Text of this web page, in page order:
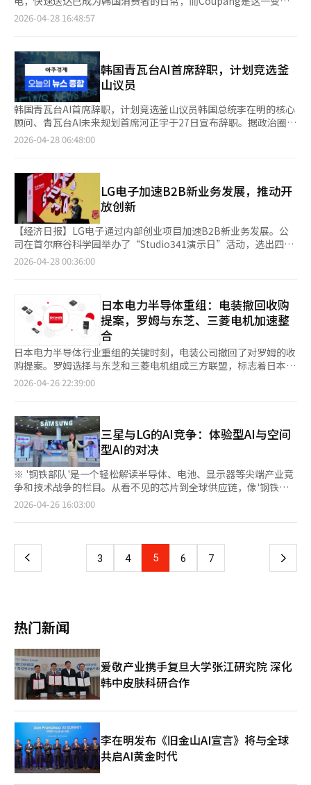
体、AimFuture、DeepEye等。任PD表示，该项目的主要目的是
支持国内无晶圆厂企业的全球拓展，重点放在无晶圆厂领域。通过
能力，实现双赢。※ 本报道经人工智能（AI）系统翻译与编辑。
国厂商全球电视销量市场份额总计31.9%，超过三星和LG电子的
30.4%。 中国市场调查公司洛图科技称，去年中国电视出货量达
外厂商的生存空间被一再压缩。 三星电子方面对于这一报道回应
称“日前尚未作出任何决定”。 本月15日，三星电子影像显示器
事业部社长龙锡宇出席在首尔举行的“The First Look 首尔
2026”活动时，回应有关三星将缩减在中国当地家电和电视业务
的报道时，承认中国市场经营确实面临挑战，正在研究多种业务模
式。但他同时强调，外界有关三星在中国市场陷入危机的说法存在
夸大成分，情况并没有外界担忧得那么严重。 有观点预测，三星
电子今后或将家电业务重心转向表现强劲的美国市场。根据市场研
排名中居首，在冰箱和洗衣机等白色家电领域市场份额也较高。
的象征。它不仅是一个在线购物平台，更是改变了配送速度和消费
网络。这一大胆的选择改变了韩国的零售格局。火箭配送是
Coupang的核心。通过自有物流中心和配送人员，Coupang控制
了从下单到配送的全过程，改变了消费者对配送速度的期待。配送
不再是附加服务，而是核心产品。火箭配送不仅仅是速度。它需要
强大的物流运营能力、库存管理、区域需求预测和客户体验设计。
这是Coupang的竞争优势，后来的竞争者难以复制。WOW会员也
是Coupang成长的重要因素。通过会员模式，客户享受免费配送
和各种优惠，增加了客户忠诚度和重复购买率，提升了物流投资效
开始进军海外市场。它不再只是一个购物应用，而是一个争夺消费
者时间的生活平台。尽管曾被贴上“亏损企业”的标签，但随着市
场份额的扩大和运营效率的提高，Coupang的盈利能力逐渐被认
可。技术在Coupang的发展中扮演了重要角色，需求预测、推荐
系统、物流优化和广告平台的提升都依赖于数据和技术。然而，随
着Coupang的快速增长，社会责任问题也随之而来。劳动环境、
市场支配力、中小卖家关系和佣金政策等问题一直备受争议。个人
信息保护也是一个重要议题，客户信息是服务竞争力的核心资产，
会员的忠诚客户、技术基础设施和多样化的生活服务共同作用。公
司不仅依靠单一业务，而是通过整个生态系统的力量成长。
Coupang正处于从电子商务企业向生活基础设施企业转型的关键
时期。它不仅销售商品，还试图将配送、内容、食品配送、广告和
数据服务连接到日常生活中。未来的评价将更多地取决于其是否能
成为一个可持续和受信赖的平台。从社交电商起步的小公司已成长
为改变韩国消费者订单习惯的企业。市场关注的下一个场景是，
2026-04-28 16:48:57
韩国青瓦台AI首席辞职，计划竞选釜
山议员
韩国青瓦台AI首席辞职，计划竞选釜山议员韩国总统李在明的核心
顾问、青瓦台AI未来规划首席河正宇于27日宣布辞职。据政治圈消
息，河正宇将在5月4日的公职人员辞职截止日期前，为6月3日的
前，前国家报勋部部长朴敏植和前国民力量党代表韩东勋已宣布参
选。民主党计划于29日左右举行人才引进仪式，以战略提名方式引
进候选人。‘内乱参与’朴成宰被判20年，6月9日一审宣判 因参
与12·3紧急戒严内乱罪和接受金建熙夫人调查请求，前法务部长
朴成宰被判20年。内乱特别检察官团队在27日的结案陈词中请求
法院对朴成宰进行严厉判决，以警示“法律技术者”。朴成宰被控
在2024年12月3日紧急戒严宣布后，召集法务部高层会议，参与内
乱犯罪。他还被指控接受金夫人的请求，指示下属不当行为。6月9
由15名专家组成，包括前驻美大使佐佐江贤一郎等。日本首相高市
早苗表示，冷战后的国际秩序已成过去，需自主加强防卫能力。
劳动委：货运工会为谈判对象 劳动委员会裁定，CJ大韩通运和韩
进的用户性审判中，货运工会为谈判对象。这可能影响BGF事件中
的持续冲突。劳动部官员表示，尽管货运工会提出谈判要求，但
BGF事件需单独处理。 50岁男子在民主党总部前自焚未遂 一名50
岁男子在首尔民主党总部前试图自焚，被警方制止后送医。据悉，
年内退出中国家电市场 据日本经济新闻报道，三星电子计划年内
退出中国家电和电视销售市场。三星计划在本月内做出最终决定，
并逐步处理库存。但三星表示尚未做出任何决定。 检方驳回李总
统‘特惠案’韩国总统李在明因“韩国燃气公社地块开发特惠
案”被控滥用职权，检方在三年后驳回此案。检方认为缺乏具体理
由和证据，决定不予起诉。 ‘内乱首脑’上诉案开庭与12·3紧急
戒严相关的前总统尹锡悦内乱首脑案上诉于27日开庭。与尹同案的
其他军警高层也同时开庭。下次庭审将于5月7日进行。 全国多云
2026-04-28 06:48:00
LG电子加速B2B新业务发展，推动开
放创新
【经济日报】LG电子通过内部创业项目加速B2B新业务发展。公
司在首尔麻谷科学园举办了“Studio341演示日”活动，选出四个
内部创业团队进行分拆。这些团队专注于AI、机器人和材料等B2B
新策略，保持技术领先。LG电子的“Studio341”项目旨在发掘和
培养内部创业公司，然后将其独立化。此举有助于加快决策和业务
实验的灵活性。分拆后的公司可以更容易地获得外部投资，迅速扩
展业务，同时保持与LG电子的合作关系。此次分拆的四个团队分
别开发了硬件设计错误检测AI解决方案、代码质量改进AI代理、厨
房自动化机器人和阻燃材料设计解决方案，均面向企业客户。LG
电子的内部创业分拆不仅是新业务的探索，更是开放创新战略的一
部分。公司通过这种方式，既能保持技术竞争力，又能通过生态系
合作方式。公司计划在未来扩大与外部初创公司的合作，进一步强
化开放创新。※ 本报道经人工智能（AI）系统翻译与编辑。
2026-04-28 00:36:00
日本电力半导体重组：电装撤回收购
提案，罗姆与东芝、三菱电机加速整
合
日本电力半导体行业重组的关键时刻，电装公司撤回了对罗姆的收
购提案。罗姆选择与东芝和三菱电机组成三方联盟，标志着日本半
导体行业重组的重心从“整车企业整合”转向“制造商间整合”。
购获得罗姆约5%的股份，并计划在半导体领域展开合作，但未能
成功掌握经营权。与此同时，罗姆与东芝和三菱电机的整合谈判正
在进行中，三家公司自3月起开始讨论电力半导体业务整合，三方
联盟的计划可能会加速。罗姆在碳化硅（SiC）基电力半导体方面
具有优势，电装希望通过收购提升竞争力。然而，罗姆担心被纳入
电装后，业务将过于集中于车用半导体，影响与其他汽车零部件客
户的关系。相比之下，三方联盟可以在工业、基础设施和家电等多
个领域实现平衡发展。全球竞争环境也是三方联盟形成的背景之
一。欧洲和美国公司如英飞凌和安森美占据市场领先地位，中国企
单个企业难以突破规模限制。在特斯拉和比亚迪加强自主半导体设
计，福斯汽车与中国企业合作开发车用SoC的背景下，三方联盟成
正和表示，三方联盟可以最大化股东价值，超越电装提案。罗姆的
可能使三家公司在全球电力半导体市场中跻身前二。其次是执行力
问题。多家公司整合可能导致决策结构复杂化，主导权调整需要时
间。过去东芝与罗姆的合作谈判未能具体化，此次可能重蹈覆辙。
此次交易的失败被视为日本电力半导体行业选择“制造商间水平整
合”而非“整车企业垂直整合”的信号，但能否转化为实际竞争力
取决于未来的执行情况。※ 本报道经人工智能（AI）系统翻译与编
辑。
2026-04-26 22:39:00
三星与LG的AI竞争：体验型AI与空间
型AI的对决
※ '钢铁部队'是一个轻松解读半导体、电池、显示器等尖端产业竞
争和技术战争的栏目。从看不见的芯片到全球供应链，像'钢铁部
队'一样奔走在产业前线，生动传达。周末为自己充电，感受韩国
AI竞争从产品转向空间。AI技术已从单一设备功能扩展到控制用户
的“2026世界IT展”最直观地展示了这一变化。展出的技术更注
重体验而非性能。三星电子将AI呈现为“可见的体验”。展厅入口
游戏区等技术不再单独展示，而是形成一个整体。AI不再仅仅是功
能，而是融入内容和体验中，以用户反应为中心运作。 相反，LG
电子将AI呈现为“不可见的环境”。以“为您而设的家”为主题，
展馆被构造成一个居住空间，AI作为生活系统而非产品展示。回家
时灯光和空调自动开启，厨房根据食材推荐菜单，影院空间根据情
况调整音效。各个家电不再是独立功能，而是整体流动的一部分。
在这种结构中，AI不再是特定设备的功能，而是操作整个空间的系
统。用户未察觉时，环境已先行反应，生活流畅自然。两家公司的
策略截然不同。三星电子专注于通过设备和界面扩展用户体验，而
LG电子则通过空间和环境组织生活。AI的应用领域不同，策略也
随之变化。这种变化背后是AI技术的普及。大型语言模型和生成型
AI技术迅速扩展，智能手机、电视、家电等设备普遍配备AI功能。
AI的存在已不再是差异化因素。企业不再仅仅追求性能竞争，而是
2026-04-26 16:03:00
上
页
3 4 5 6 7 下
热门新闻
爱敬产业携手复旦大学张江研究院 深化
韩中皮肤科研合作
李在明发布《旧金山AI宣言》将与全球
共启AI黄金时代